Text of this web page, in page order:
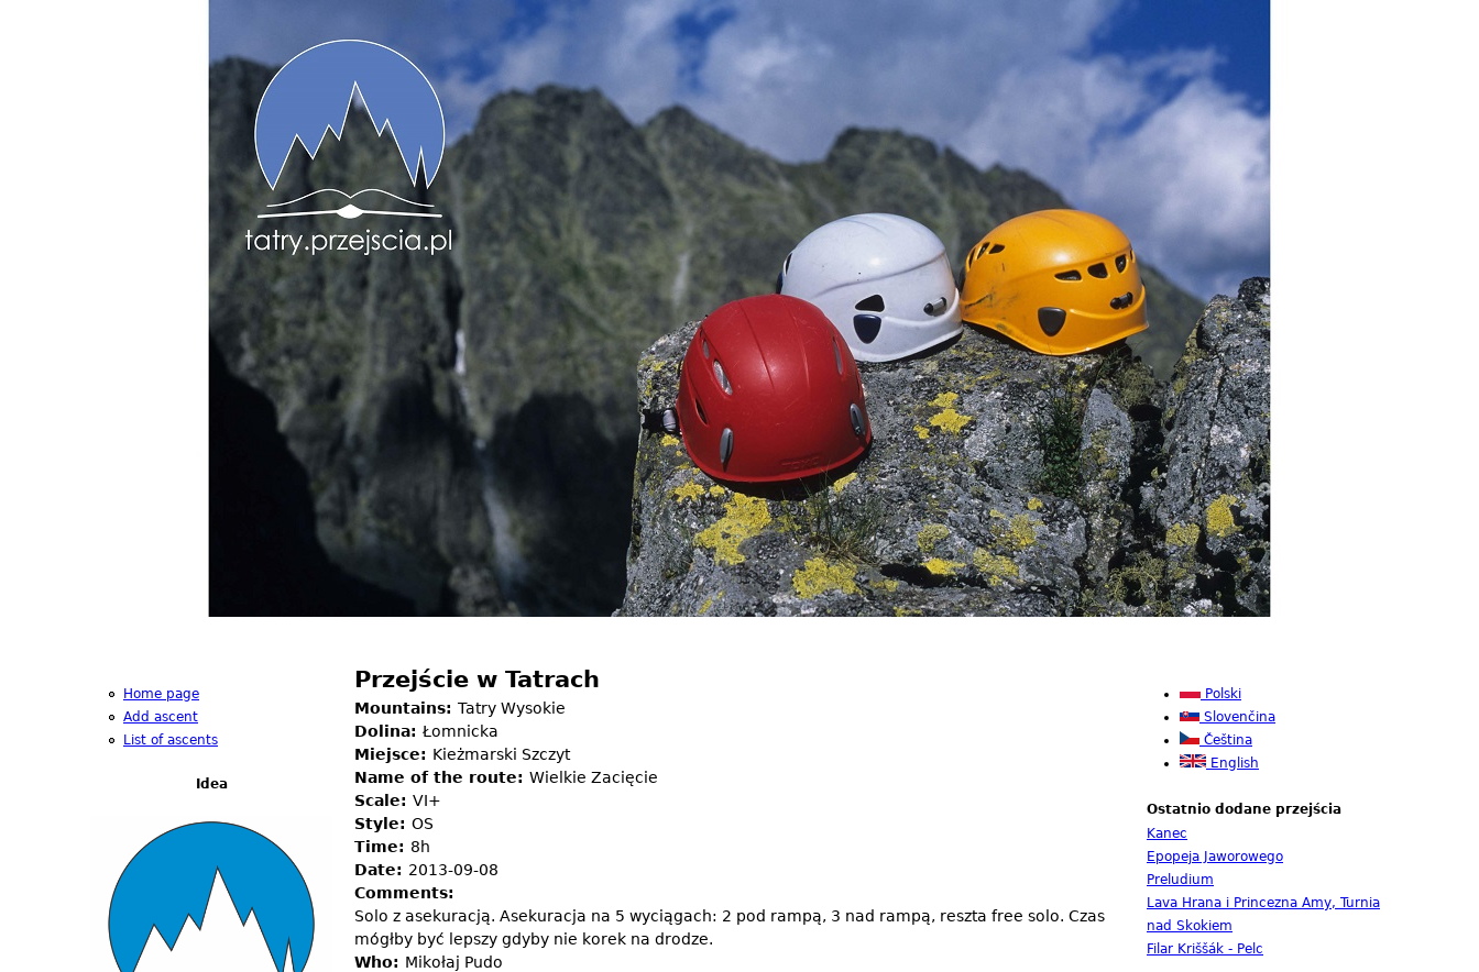
Jump to navigation
Przejście w Tatrach
Mountains: Tatry Wysokie
Dolina: Łomnicka
Miejsce: Kieżmarski Szczyt
Name of the route: Wielkie Zacięcie
Scale: VI+
Style: OS
Time: 8h
Date: 2013-09-08
Comments:
Solo z asekuracją. Asekuracja na 5 wyciągach: 2 pod rampą, 3 nad rampą, reszta free solo. Czas
mógłby być lepszy gdyby nie korek na drodze.
Who: Mikołaj Pudo
Home page
Add ascent
List of ascents
Idea
Polski
Slovenčina
Čeština
English
Ostatnio dodane przejścia
Kanec
Epopeja Jaworowego
Preludium
Lava Hrana i Princezna Amy, Turnia
nad Skokiem
Filar Kriššák - Pelc